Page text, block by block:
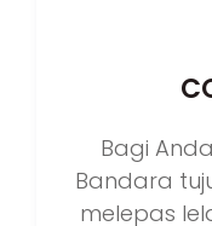
Bagi
Bandara
melepas